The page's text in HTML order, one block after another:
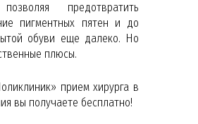
предотвратить
пигментных пятен и до
обуви еще далеко. Но
плюсы.
прием хирурга в
вы получаете бесплатно!